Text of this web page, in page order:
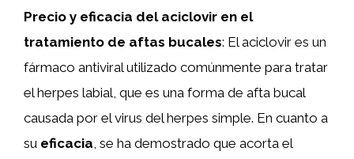
Precio y eficacia del aciclovir en el
tratamiento de aftas bucales: El aciclovir es un
fármaco antiviral utilizado comúnmente para tratar
el herpes labial, que es una forma de afta bucal
causada por el virus del herpes simple. En cuanto a
su eficacia, se ha demostrado que acorta el